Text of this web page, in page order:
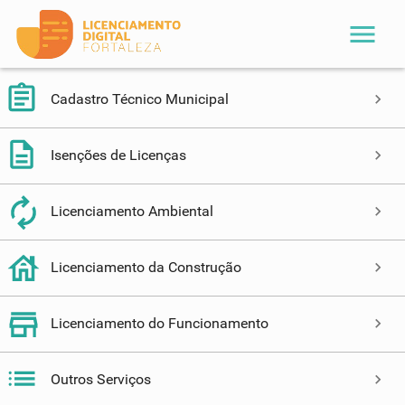
menu
Cadastro Técnico Municipal
Isenções de Licenças
Licenciamento Ambiental
Licenciamento da Construção
Licenciamento do Funcionamento
Outros Serviços